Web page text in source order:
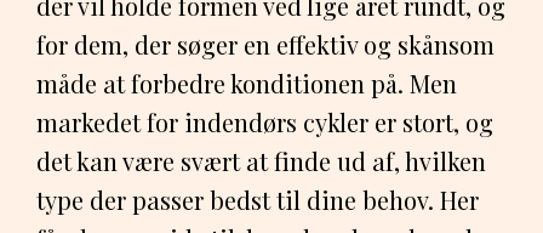
for dem, der søger en effektiv og skånsom
måde at forbedre konditionen på. Men
markedet for indendørs cykler er stort, og
det kan være svært at finde ud af, hvilken
type der passer bedst til dine behov. Her